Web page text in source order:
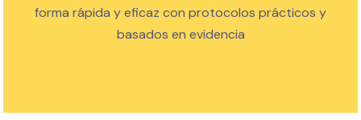
forma rápida y eficaz con protocolos prácticos y
basados en evidencia